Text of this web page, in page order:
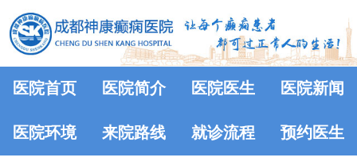
医院首页 医院简介 医院医生 医院新闻
医院环境 来院路线 就诊流程 预约医生